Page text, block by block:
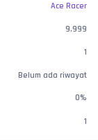
Ace Racer
9.999
1
Belum ada riwayat
0%
1